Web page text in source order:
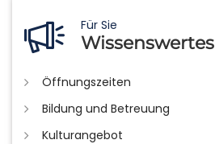
Für Sie
Wissenswertes
Öffnungszeiten
Bildung und Betreuung
Kulturangebot